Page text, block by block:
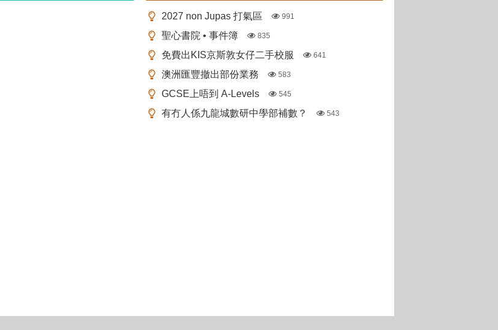
2027 non Jupas 打氣區 991
聖心書院 • 事件簿 835
免費出KIS京斯敦女仔二手校服 641
澳洲匯豐撤出部份業務 583
GCSE上唔到 A-Levels 545
有冇人係九龍城數研中學部補數？ 543